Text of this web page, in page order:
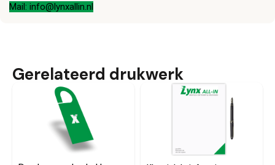
Mail: info@lynxallin.nl
Gerelateerd drukwerk